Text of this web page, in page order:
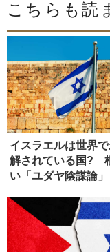
こちらも読
イスラエルは世界
解されている国?
い「ユダヤ陰謀論」